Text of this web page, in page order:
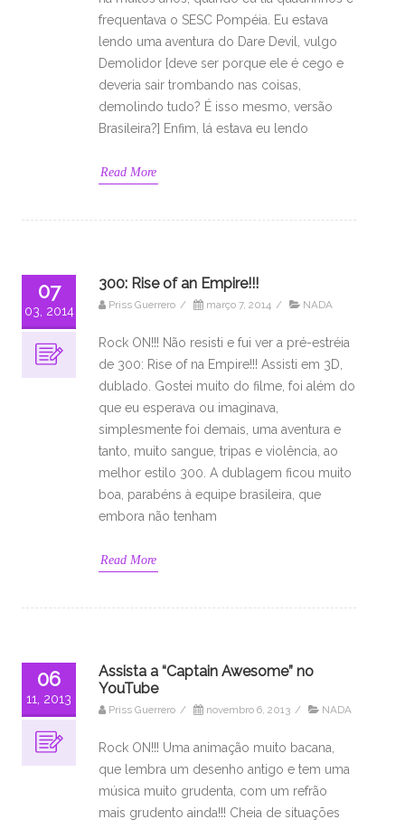
frequentava o SESC Pompéia. Eu estava
lendo uma aventura do Dare Devil, vulgo
Demolidor [deve ser porque ele é cego e
deveria sair trombando nas coisas,
demolindo tudo? É isso mesmo, versão
Brasileira?] Enfim, lá estava eu lendo
Read More
07
03, 2014
300: Rise of an Empire!!!
Priss Guerrero / março 7, 2014 / NADA
Rock ON!!! Não resisti e fui ver a pré-estréia
de 300: Rise of na Empire!!! Assisti em 3D,
dublado. Gostei muito do filme, foi além do
que eu esperava ou imaginava,
simplesmente foi demais, uma aventura e
tanto, muito sangue, tripas e violência, ao
melhor estilo 300. A dublagem ficou muito
boa, parabéns à equipe brasileira, que
embora não tenham
Read More
06
11, 2013
Assista a “Captain Awesome” no
YouTube
Priss Guerrero / novembro 6, 2013 / NADA
Rock ON!!! Uma animação muito bacana,
que lembra um desenho antigo e tem uma
música muito grudenta, com um refrão
mais grudento ainda!!! Cheia de situações